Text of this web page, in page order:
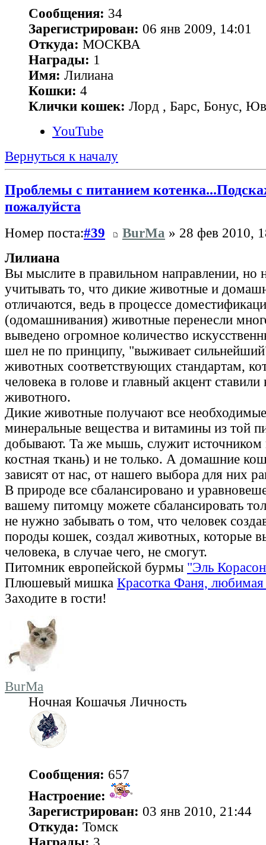
Сообщения: 34
Зарегистрирован: 06 янв 2009, 14:01
Откуда: МОСКВА
Награды: 1
Имя: Лилиана
Кошки: 4
Клички кошек: Лорд , Барс, Бонус,
YouTube
Вернуться к началу
Проблемы с питанием
пожалуйста
Номер поста:#39 BurMa » 28 фев 2010,
Лилиана
Вы мыслите в правильном направлении, но
учитывать то, что дикие животные и
отличаются, ведь в процессе
(одомашнивания) животные перенесли
выведено огромное количество
шел не по принципу, "выживает
животных соответствующих стандартам,
человека в голове и главный акцент
животного.
Дикие животные получают все
минеральные вещества и витамины из той
добывают. Та же мышь, служит источником
костная ткань) и не только. А домашние
зависят от нас, от нашего выбора для них
В природе все сбалансировано и
вашему питомцу можете сбалансировать
не нужно забывать о том, что человек
породы кошек, создал животных, которые
человека, в случае чего, не смогут.
Питомник европейской бурмы "Эль
Плюшевый мишка Красотка Фаня, любимая
Заходите в гости!
BurMa
Ночная Кошачья Личность
Сообщения: 657
Настроение:
Зарегистрирован: 03 янв 2010, 21:44
Откуда: Томск